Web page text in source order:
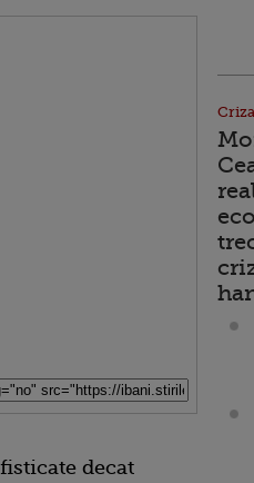
decat